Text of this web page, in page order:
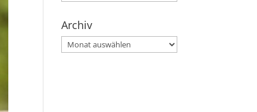
Archiv
Archiv